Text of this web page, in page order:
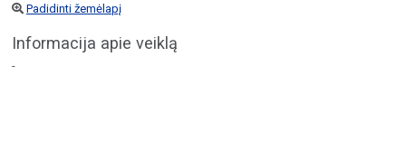
Padidinti žemėlapį
Informacija apie veiklą
-